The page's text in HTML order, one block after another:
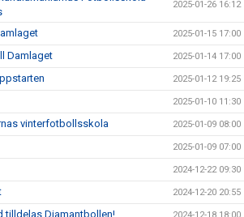
2025-01-26 16:12
2025-01-15 17:00
Damlaget 2025-01-14 17:00
2025-01-12 19:25
2025-01-10 11:30
vinterfotbollsskola 2025-01-09 08:00
2025-01-09 07:00
2024-12-22 09:30
2024-12-20 20:55
tilldelas Diamantbollen! 2024-12-18 18:00